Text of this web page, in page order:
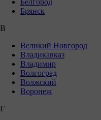
Брянск
В
Великий Новгород
Владикавказ
Владимир
Волгоград
Волжский
Воронеж
Г